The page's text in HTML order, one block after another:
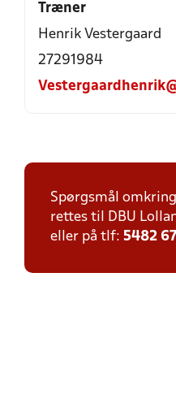
Træner
Henrik Vestergaard
27291984
Spørgsmål
rettes til DBU
eller på tlf: 5482